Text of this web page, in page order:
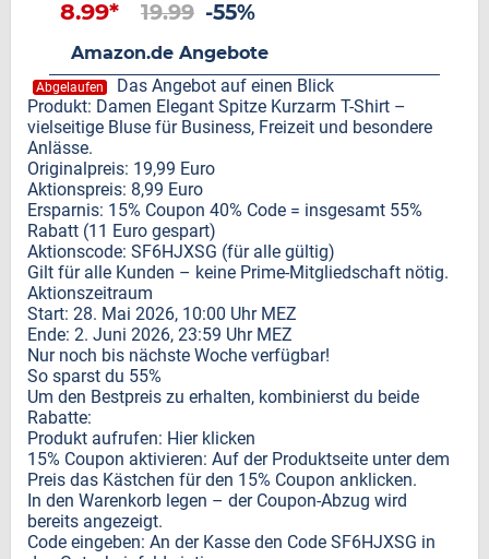
8.99* 19.99 -55%
Amazon.de Angebote
Abgelaufen
Das Angebot auf einen Blick
Produkt: Damen Elegant Spitze Kurzarm T-Shirt –
vielseitige Bluse für Business, Freizeit und besondere
Anlässe.
Originalpreis: 19,99 Euro
Aktionspreis: 8,99 Euro
Ersparnis: 15% Coupon 40% Code = insgesamt 55%
Rabatt (11 Euro gespart)
Aktionscode: SF6HJXSG (für alle gültig)
Gilt für alle Kunden – keine Prime-Mitgliedschaft nötig.
Aktionszeitraum
Start: 28. Mai 2026, 10:00 Uhr MEZ
Ende: 2. Juni 2026, 23:59 Uhr MEZ
Nur noch bis nächste Woche verfügbar!
So sparst du 55%
Um den Bestpreis zu erhalten, kombinierst du beide
Rabatte:
Produkt aufrufen: Hier klicken
15% Coupon aktivieren: Auf der Produktseite unter dem
Preis das Kästchen für den 15% Coupon anklicken.
In den Warenkorb legen – der Coupon-Abzug wird
bereits angezeigt.
Code eingeben: An der Kasse den Code SF6HJXSG in